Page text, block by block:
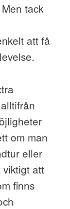
tack
att få
om man
eller
att
finns